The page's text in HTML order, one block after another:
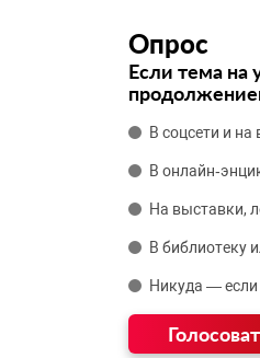
Опрос
Если тема на
В соцсети и
В
На выставки,
В библиотеку
Никуда — если